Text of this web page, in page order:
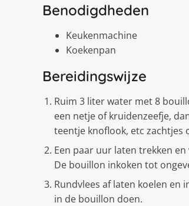
Benodigdheden
Keukenmachine
Koekenpan
Bereidingswijze
Ruim 3 liter water met 8
een netje of kruidenzeefje,
teentje knoflook, etc zachtjes
Een paar uur laten trekken
De bouillon inkoken tot
Rundvlees af laten koelen en
in de bouillon doen.